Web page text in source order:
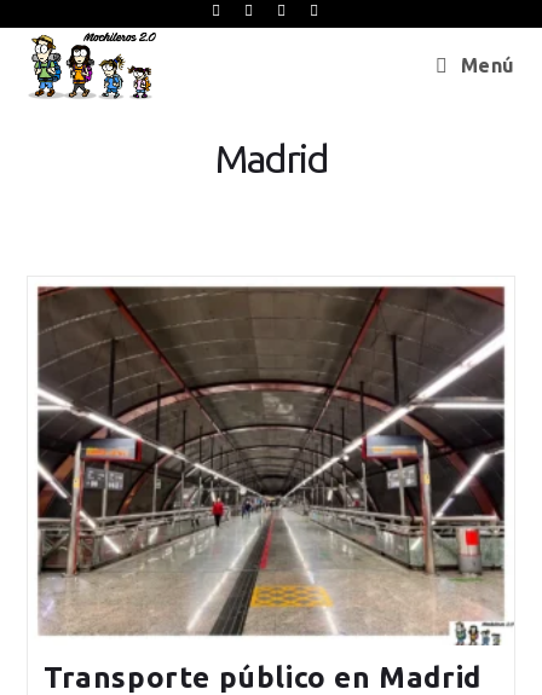
Menú
Madrid
Transporte público en Madrid